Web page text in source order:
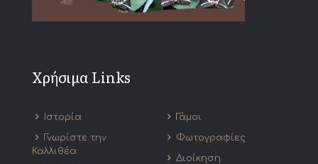
Χρήσιμα Links
Ιστορία
Γνωρίστε την
Καλλιθέα
Γάμοι
Φωτογραφίες
Διοίκηση